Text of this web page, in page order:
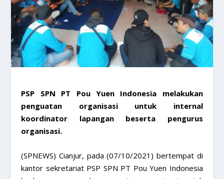
PSP SPN PT Pou Yuen Indonesia melakukan
penguatan organisasi untuk internal
koordinator lapangan beserta pengurus
organisasi.
(SPNEWS) Cianjur, pada (07/10/2021) bertempat di
kantor sekretariat PSP SPN PT Pou Yuen Indonesia